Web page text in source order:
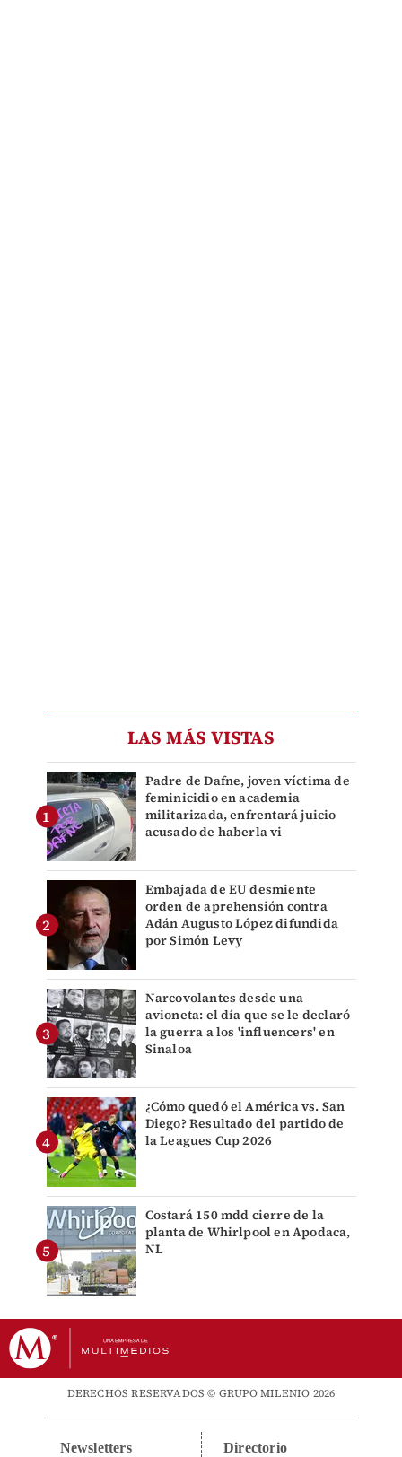
LAS MÁS VISTAS
Padre de Dafne, joven víctima de
feminicidio en academia
militarizada, enfrentará juicio
acusado de haberla vi
Embajada de EU desmiente
orden de aprehensión contra
Adán Augusto López difundida
por Simón Levy
Narcovolantes desde una
avioneta: el día que se le declaró
la guerra a los 'influencers' en
Sinaloa
¿Cómo quedó el América vs. San
Diego? Resultado del partido de
la Leagues Cup 2026
Costará 150 mdd cierre de la
planta de Whirlpool en Apodaca,
NL
DERECHOS RESERVADOS © GRUPO MILENIO 2026
Newsletters Directorio